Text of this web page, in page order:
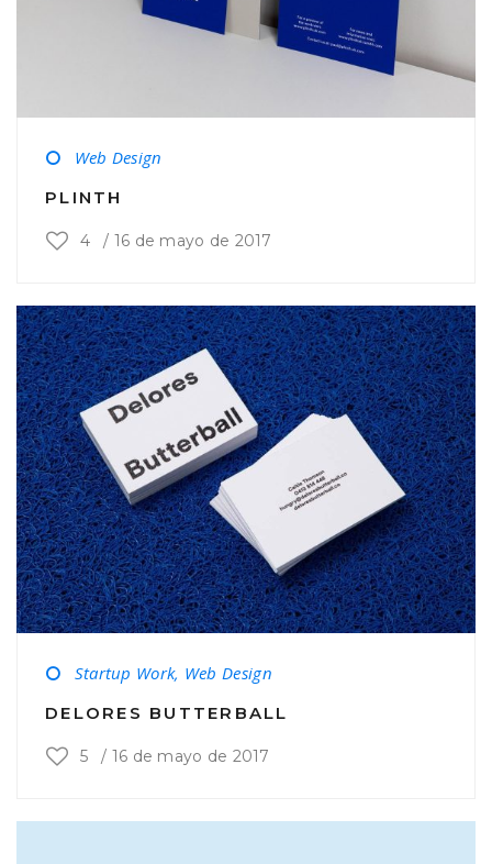
Web Design
PLINTH
4 / 16 de mayo de 2017
Startup Work, Web Design
DELORES BUTTERBALL
5 / 16 de mayo de 2017